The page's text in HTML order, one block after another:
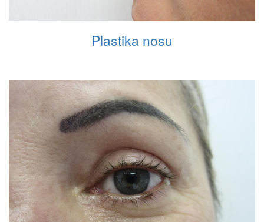
Plastika nosu